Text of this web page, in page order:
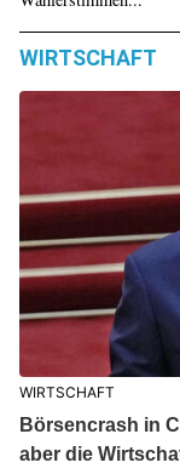
WIRTSCHAFT
WIRTSCHAFT
Börsencrash in
aber die